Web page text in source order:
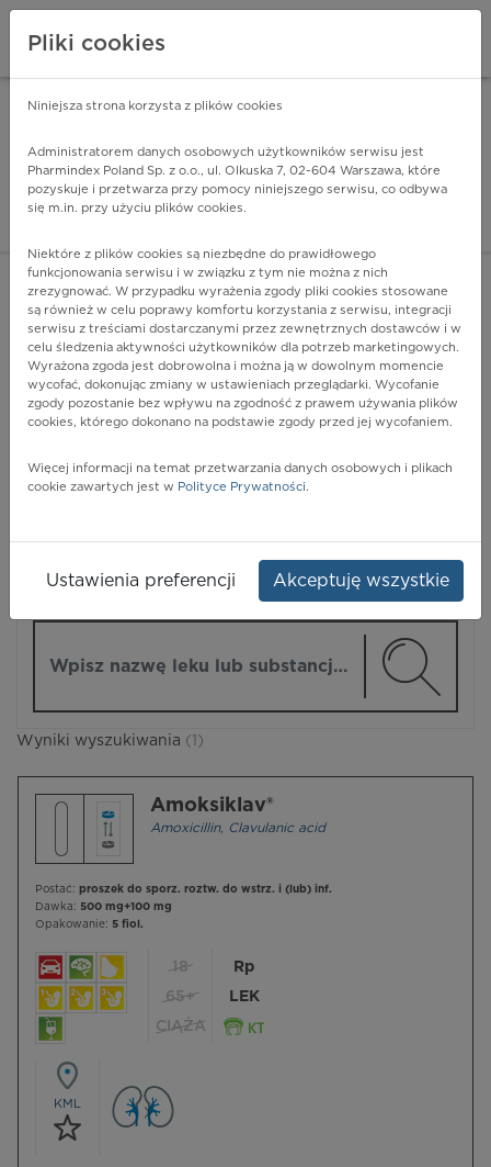
Pharmindex - lider
ZALOGUJ SIĘ
POKAŻ FILTRY
Pharmindex
Wyniki wyszukiwania (1)
Amoksiklav®
Amoxicillin, Clavulanic acid
Postać: proszek do sporz. roztw. do wstrz. i (lub) inf.
Dawka: 500 mg+100 mg
Opakowanie: 5 fiol.
18
65+
CIĄŻA
Rp
LEK
KML
Pliki cookies
Niniejsza strona korzysta z plików cookies
Administratorem danych osobowych użytkowników serwisu jest
Pharmindex Poland Sp. z o.o., ul. Olkuska 7, 02-604 Warszawa, które
pozyskuje i przetwarza przy pomocy niniejszego serwisu, co odbywa
się m.in. przy użyciu plików cookies.
Niektóre z plików cookies są niezbędne do prawidłowego
funkcjonowania serwisu i w związku z tym nie można z nich
zrezygnować. W przypadku wyrażenia zgody pliki cookies stosowane
są również w celu poprawy komfortu korzystania z serwisu, integracji
serwisu z treściami dostarczanymi przez zewnętrznych dostawców i w
celu śledzenia aktywności użytkowników dla potrzeb marketingowych.
Wyrażona zgoda jest dobrowolna i można ją w dowolnym momencie
wycofać, dokonując zmiany w ustawieniach przeglądarki. Wycofanie
zgody pozostanie bez wpływu na zgodność z prawem używania plików
cookies, którego dokonano na podstawie zgody przed jej wycofaniem.
Więcej informacji na temat przetwarzania danych osobowych i plikach
cookie zawartych jest w Polityce Prywatności.
Ustawienia preferencji Akceptuję wszystkie
ZA DARMO - w Google Play INSTALUJ